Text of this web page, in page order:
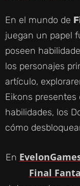
En el mundo de
juegan un papel
poseen
los personajes
artículo,
Eikons
habilidades, los
cómo
En
Final